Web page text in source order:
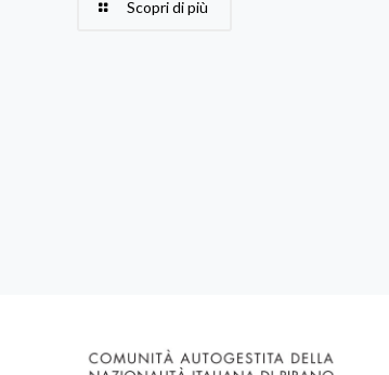
Scopri di più